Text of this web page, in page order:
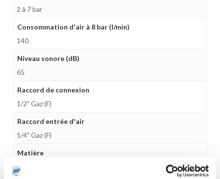
2 à 7 bar
Consommation d'air à 8 bar (l/min)
140
Niveau sonore (dB)
65
Raccord de connexion
1/2" Gaz (F)
Raccord entrée d'air
1/4" Gaz (F)
Matière
Polypropylène